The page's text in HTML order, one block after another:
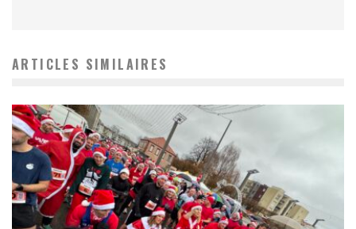
ARTICLES SIMILAIRES